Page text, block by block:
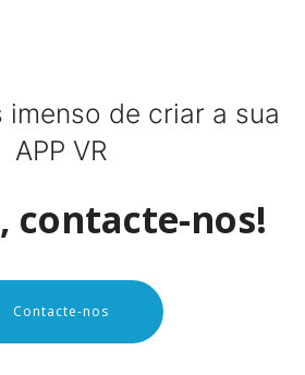
imenso de criar a sua
APP VR
contacte-nos!
Contacte-nos